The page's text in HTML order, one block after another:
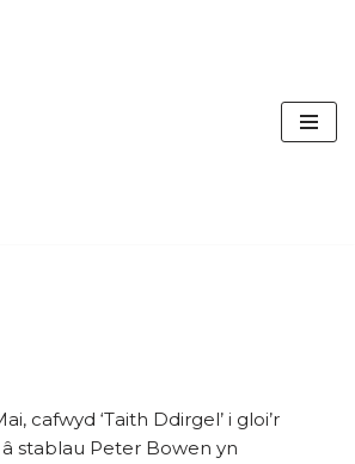
cafwyd ‘Taith Ddirgel’ i gloi’r
stablau Peter Bowen yn